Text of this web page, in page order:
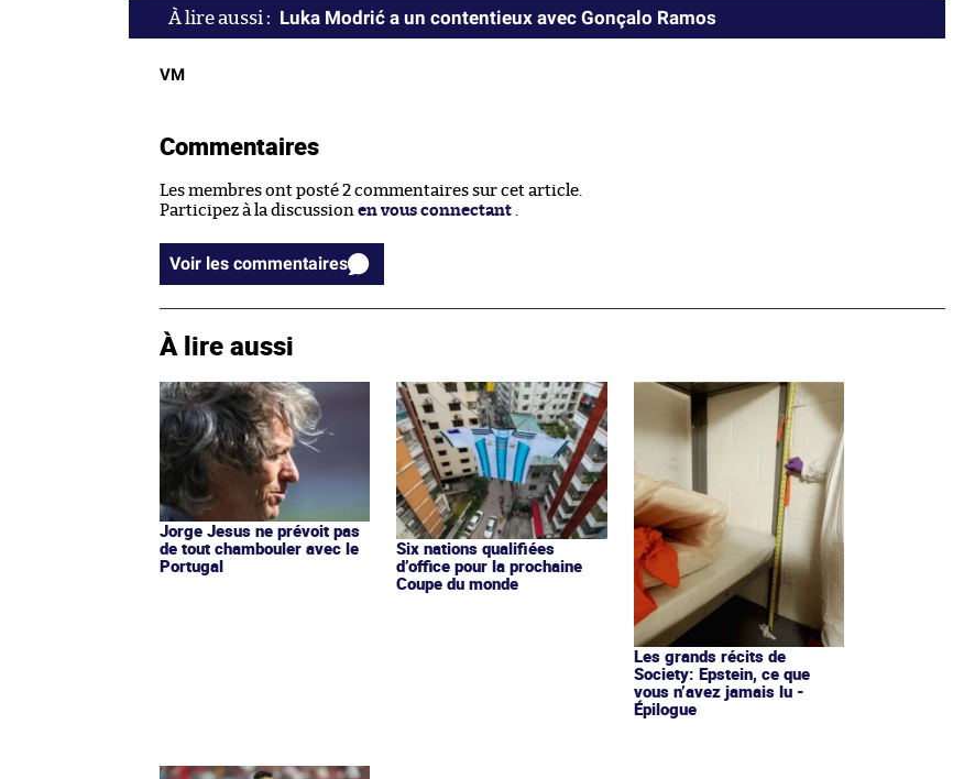
Luka Modrić a un contentieux avec Gonçalo Ramos
VM
Commentaires
Les membres ont posté 2 commentaires sur cet article.
Participez à la discussion en vous connectant
Voir les commentaires
À lire aussi
Jorge Jesus ne prévoit pas
de tout chambouler avec le
Portugal
Six nations qualifiées
d’office pour la prochaine
Coupe du monde
Les grands récits de
Society: Epstein, ce que
vous n’avez jamais lu -
Épilogue